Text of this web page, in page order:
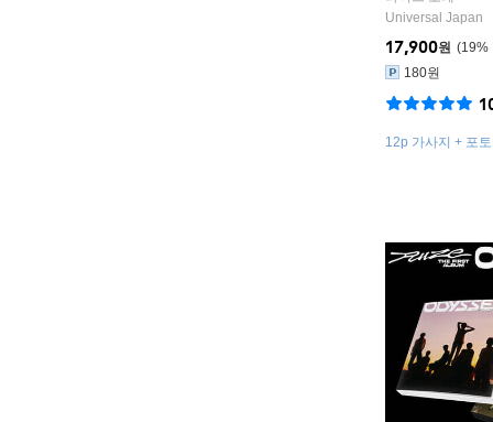
Universal Japan
19%
17,900원
180원
12p 가사지 + 포